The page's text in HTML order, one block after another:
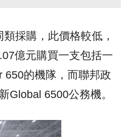
採購，此價格較低，
億元購買一支包括一
650的機隊，而聯邦政
Global 6500公務機。